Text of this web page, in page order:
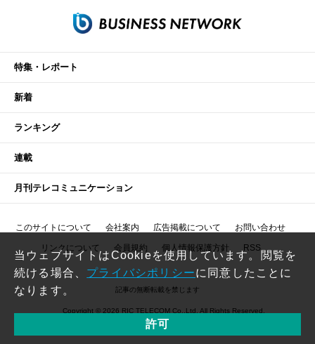
特集・レポート
新着
ランキング
連載
月刊テレコミュニケーション
このサイトについて 会社案内 広告掲載について お問い合わせ
リンクについて 会員規約 個人情報保護方針 RSS
記事の無断転載を禁じます
Copyright © 2026 RIC TELECOM Co.,Ltd. All Rights Reserved.
当ウェブサイトはCookieを使用しています。閲覧を
続ける場合、 プライバシポリシーに同意したことに
なります。
許可